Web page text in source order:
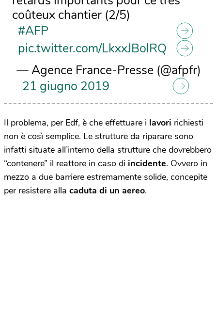
coûteux chantier (2/5)
#AFP
pic.twitter.com/LkxxJBolRQ
— Agence France-Presse (@afpfr)
21 giugno 2019
Il problema, per Edf, è che effettuare i lavori richiesti
non è così semplice. Le strutture da riparare sono
infatti situate all’interno della strutture che dovrebbero
“contenere” il reattore in caso di incidente. Ovvero in
mezzo a due barriere estremamente solide, concepite
per resistere alla caduta di un aereo.